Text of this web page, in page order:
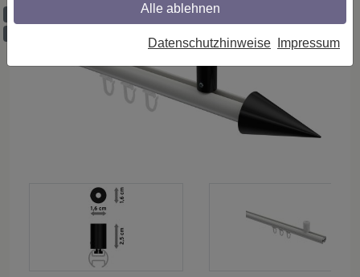
Alle ablehnen
Datenschutzhinweise Impressum